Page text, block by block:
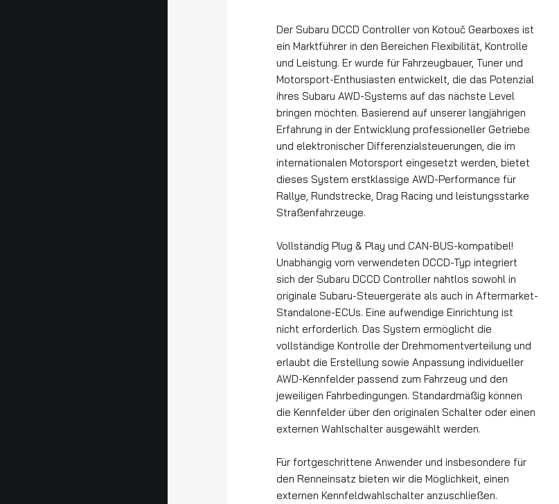
Der Subaru DCCD Controller von Kotouč Gearboxes ist
ein Marktführer in den Bereichen Flexibilität, Kontrolle
und Leistung. Er wurde für Fahrzeugbauer, Tuner und
Motorsport-Enthusiasten entwickelt, die das Potenzial
ihres Subaru AWD-Systems auf das nächste Level
bringen möchten. Basierend auf unserer langjährigen
Erfahrung in der Entwicklung professioneller Getriebe
und elektronischer Differenzialsteuerungen, die im
internationalen Motorsport eingesetzt werden, bietet
dieses System erstklassige AWD-Performance für
Rallye, Rundstrecke, Drag Racing und leistungsstarke
Straßenfahrzeuge.
Vollständig Plug & Play und CAN-BUS-kompatibel!
Unabhängig vom verwendeten DCCD-Typ integriert
sich der Subaru DCCD Controller nahtlos sowohl in
originale Subaru-Steuergeräte als auch in Aftermarket-
Standalone-ECUs. Eine aufwendige Einrichtung ist
nicht erforderlich. Das System ermöglicht die
vollständige Kontrolle der Drehmomentverteilung und
erlaubt die Erstellung sowie Anpassung individueller
AWD-Kennfelder passend zum Fahrzeug und den
jeweiligen Fahrbedingungen. Standardmäßig können
die Kennfelder über den originalen Schalter oder einen
externen Wahlschalter ausgewählt werden.
Für fortgeschrittene Anwender und insbesondere für
den Renneinsatz bieten wir die Möglichkeit, einen
externen Kennfeldwahlschalter anzuschließen.